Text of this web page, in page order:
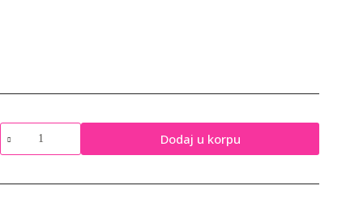
Escape
P200-
10g
bez
Dodaj u korpu